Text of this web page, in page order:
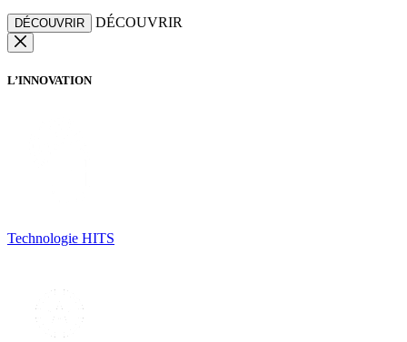
DÉCOUVRIR DÉCOUVRIR
L’INNOVATION
Technologie HITS